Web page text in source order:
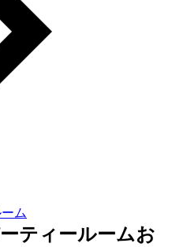
ム
ティールームお